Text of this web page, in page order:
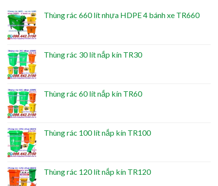
Thùng rác 660 lít nhựa HDPE 4 bánh xe TR660
Thùng rác 30 lít nắp kín TR30
Thùng rác 60 lít nắp kín TR60
Thùng rác 100 lít nắp kín TR100
Thùng rác 120 lít nắp kín TR120